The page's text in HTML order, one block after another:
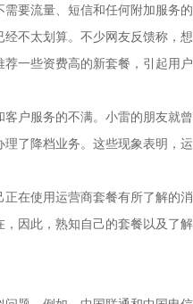
要流量、短信和任何附加服务
不太划算。不少网友反馈称，
一些资费高的新套餐，引起用户
户服务的不满。小雷的朋友就
了降档业务。这些现象表明，
在使用运营商套餐有所了解的
因此，熟知自己的套餐以及了